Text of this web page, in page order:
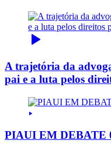
A trajetória da
pai e a luta pelos
PIAUI EM DEBATE